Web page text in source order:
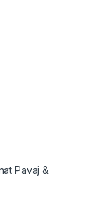
Pavaj &